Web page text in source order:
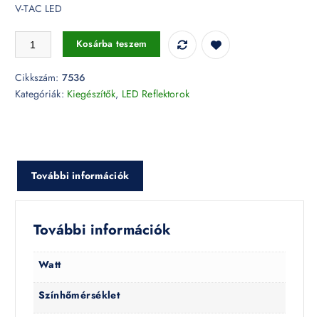
V-TAC LED
Reflektor tartó tüske szürke 60 x 265 mm - 7536 mennyiség
Kosárba teszem
Cikkszám: 7536
Kategóriák: Kiegészítők, LED Reflektorok
További információk
További információk
Watt
Színhőmérséklet